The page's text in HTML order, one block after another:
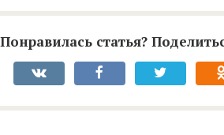
Понравилась статья?